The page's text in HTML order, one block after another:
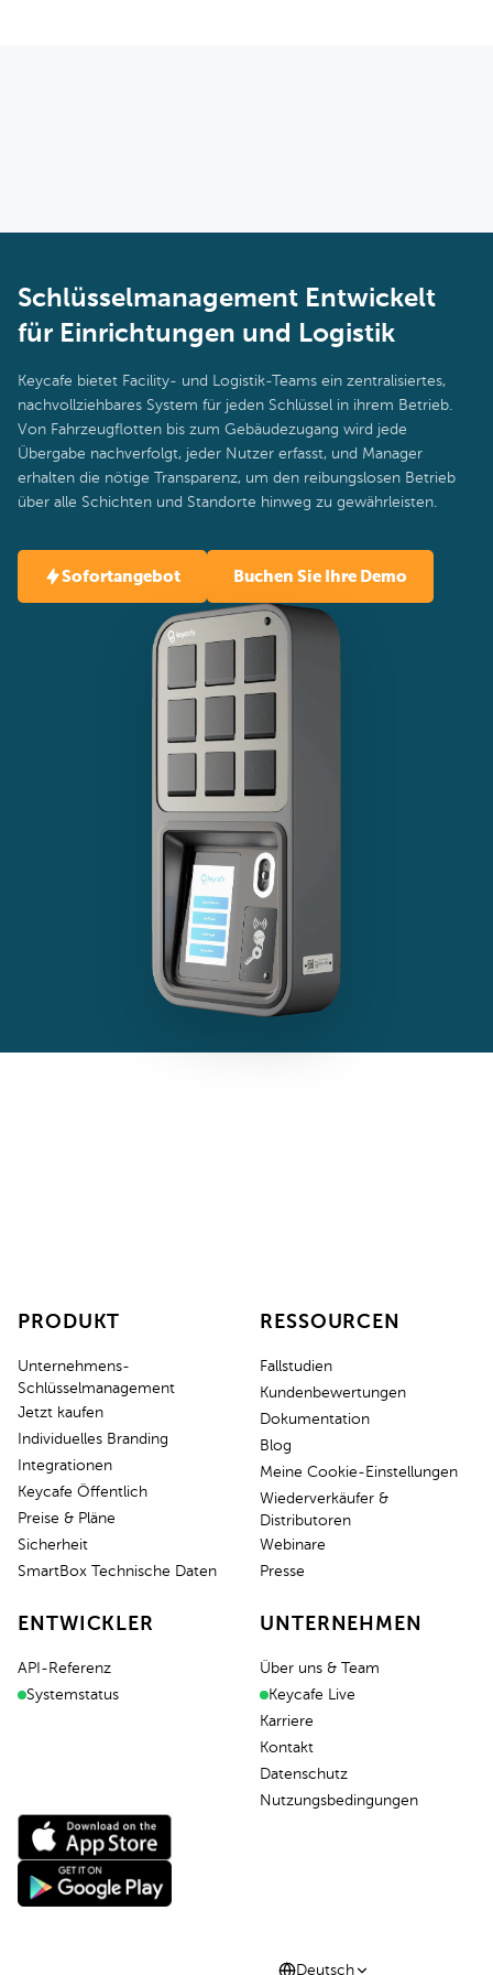
Schlüsselmanagement Entwickelt
für Einrichtungen und Logistik
Keycafe bietet Facility- und Logistik-Teams ein zentralisiertes,
nachvollziehbares System für jeden Schlüssel in ihrem Betrieb.
Von Fahrzeugflotten bis zum Gebäudezugang wird jede
Übergabe nachverfolgt, jeder Nutzer erfasst, und Manager
erhalten die nötige Transparenz, um den reibungslosen Betrieb
über alle Schichten und Standorte hinweg zu gewährleisten.
Sofortangebot Buchen Sie Ihre Demo
PRODUKT
Unternehmens-
Schlüsselmanagement
Jetzt kaufen
Individuelles Branding
Integrationen
Keycafe Öffentlich
Preise & Pläne
Sicherheit
SmartBox Technische Daten
RESSOURCEN
Fallstudien
Kundenbewertungen
Dokumentation
Blog
Meine Cookie-Einstellungen
Wiederverkäufer &
Distributoren
Webinare
Presse
ENTWICKLER
API-Referenz
Systemstatus
UNTERNEHMEN
Über uns & Team
Keycafe Live
Karriere
Kontakt
Datenschutz
Nutzungsbedingungen
Deutsch